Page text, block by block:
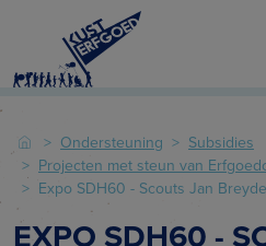
Ondersteuning
Subsidies
Projecten met steun van
Expo SDH60 - Scouts Jan
EXPO SDH60 -